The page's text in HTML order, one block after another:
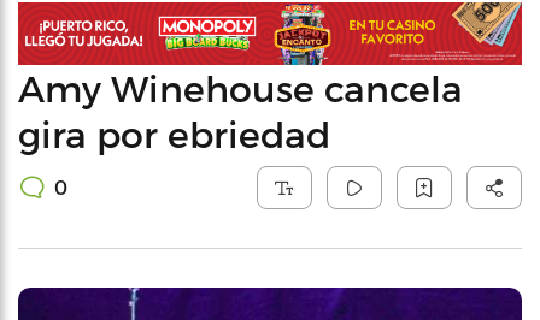
Amy Winehouse cancela
gira por ebriedad
0